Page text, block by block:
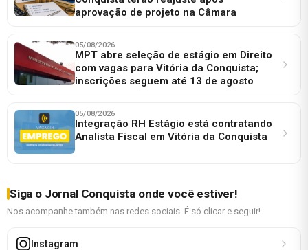
aprovação de projeto na Câmara
05/08/2026
MPT abre seleção de estágio em Direito
com vagas para Vitória da Conquista;
inscrições seguem até 13 de agosto
05/08/2026
Integração RH Estágio está contratando
Analista Fiscal em Vitória da Conquista
Siga o Jornal Conquista onde você estiver!
Nos acompanhe também nas redes sociais. É só clicar e seguir!
Instagram